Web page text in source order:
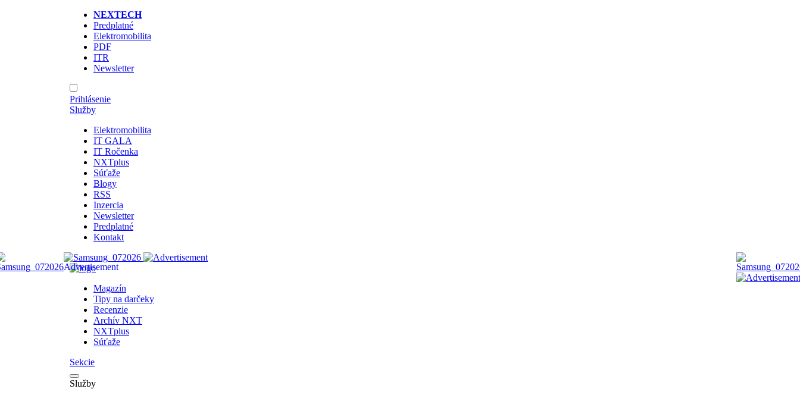
NEXTECH
Predplatné
Elektromobilita
PDF
ITR
Newsletter
Prihlásenie
Služby
Elektromobilita
IT GALA
IT Ročenka
NXTplus
Súťaže
Blogy
RSS
Inzercia
Newsletter
Predplatné
Kontakt
Magazín
Tipy na darčeky
Recenzie
Archív NXT
NXTplus
Súťaže
Sekcie
Služby